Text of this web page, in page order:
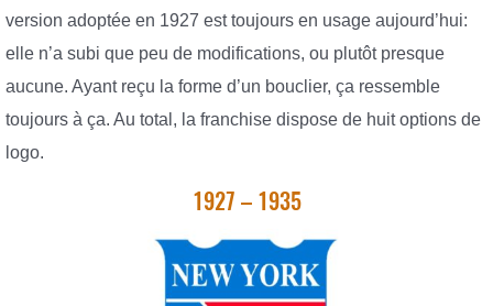
version adoptée en 1927 est toujours en usage aujourd’hui:
elle n’a subi que peu de modifications, ou plutôt presque
aucune. Ayant reçu la forme d’un bouclier, ça ressemble
toujours à ça. Au total, la franchise dispose de huit options de
logo.
1927 – 1935